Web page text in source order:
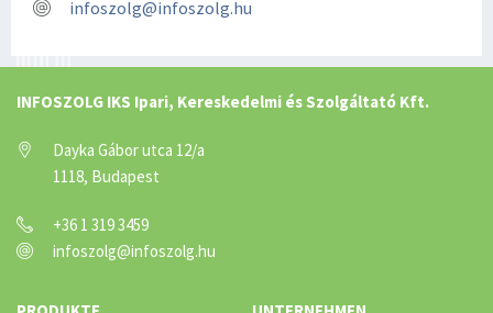
infoszolg@infoszolg.hu
INFOSZOLG IKS Ipari, Kereskedelmi és Szolgáltató Kft.
Dayka Gábor utca 12/a
1118, Budapest
+36 1 319 3459
infoszolg@infoszolg.hu